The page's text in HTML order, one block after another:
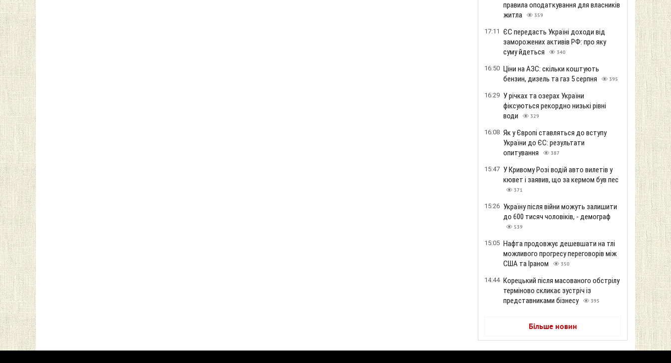
правила оподаткування для власників
житла
359
17:11 ЄС передасть Україні доходи від
заморожених активів РФ: про яку
суму йдеться
340
16:50 Ціни на АЗС: скільки коштують
бензин, дизель та газ 5 серпня
395
16:29 У річках та озерах України
фіксуються рекордно низькі рівні
води
329
16:08 Як у Європі ставляться до вступу
України до ЄС: результати
опитування
387
15:47 У Кривому Розі водій авто вилетів у
кювет і заявив, що за кермом був пес
371
15:26 Україну після війни можуть залишити
до 600 тисяч чоловіків, - демограф
539
15:05 Нафта продовжує дешевшати на тлі
можливого прогресу переговорів між
США та Іраном
350
14:44 Корецький після масованого обстрілу
терміново скликає зустріч із
представниками бізнесу
395
Більше новин